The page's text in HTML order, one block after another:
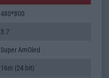
480*800
3.7
Super AmOled
16m (24 bit)